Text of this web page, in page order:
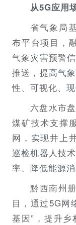
从5G应用
省气象局
布平台项目，
气象灾害预警
推送，提高气
性、可视化、现
六盘水市
煤矿技术支撑
网，实现井上
巡检机器人技
率、降低能源
黔西南州
目，通过5G网
基因”，提升